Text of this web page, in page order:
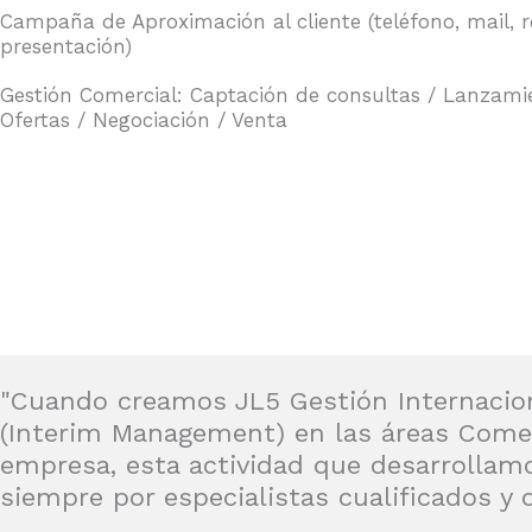
Campaña de Aproximación al cliente (teléfono, mail,
presentación)
Gestión Comercial: Captación de consultas /
Ofertas / Negociación / Venta
"Cuando creamos JL5 Gestión
(Interim Management) en las áreas
empresa, esta actividad que
siempre por especialistas cualificados y